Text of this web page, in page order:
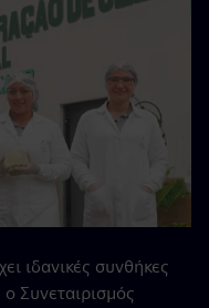
ιδανικές συνθήκες
Συνεταιρισμός